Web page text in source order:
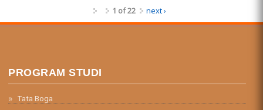
1 of 22
next ›
PROGRAM STUDI
Tata Boga